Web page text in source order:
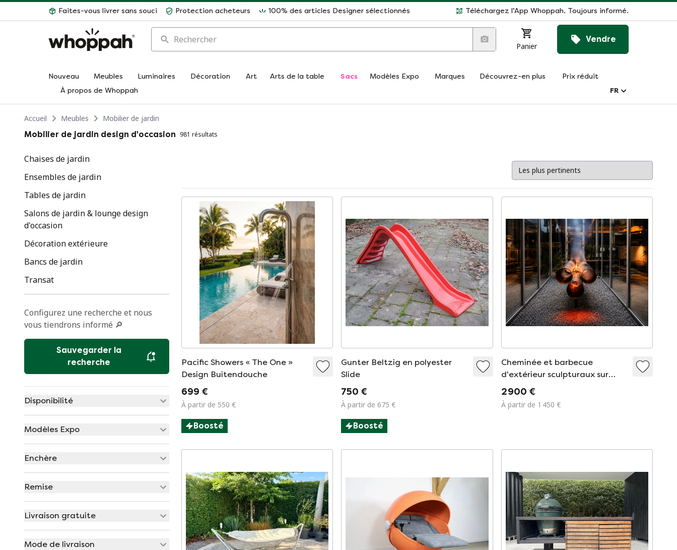
Faites-vous livrer sans souci Protection acheteurs 100% des articles Designer sélectionnés Téléchargez l’App Whoppah. Toujours informé.
Rechercher
Panier
Vendre
Nouveau Meubles Luminaires Décoration Art Arts de la table Sacs Modèles Expo Marques Découvrez-en plus
Prix réduit
À propos de Whoppah
FR
Accueil Meubles
Mobilier de jardin
Mobilier de jardin design d'occasion 981 résultats
Chaises de jardin
Ensembles de jardin
Tables de jardin
Salons de jardin & lounge design
d'occasion
Décoration extérieure
Bancs de jardin
Transat
Configurez une recherche et nous
vous tiendrons informé 🔎
Sauvegarder la
recherche
Disponibilité
Modèles Expo
Enchère
Remise
Livraison gratuite
Mode de livraison
Pacific Showers « The One »
Design Buitendouche
699 €
À partir de 550 €
Boosté
Gunter Beltzig en polyester
Slide
750 €
À partir de 675 €
Boosté
Cheminée et barbecue
d'extérieur sculpturaux sur
mesure par Guy Batten
2 900 €
À partir de 1 450 €